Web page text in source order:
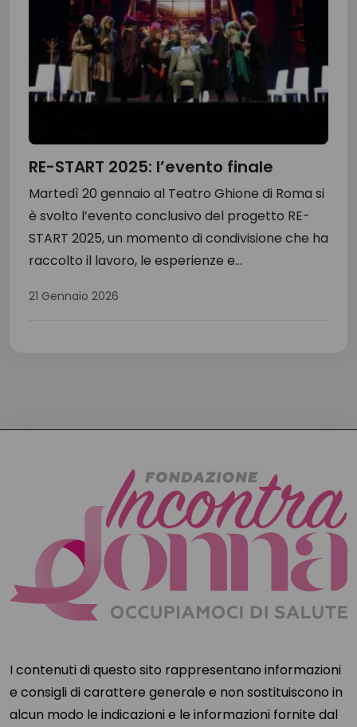
RE-START 2025: l’evento finale
Martedì 20 gennaio al Teatro Ghione di Roma si
è svolto l’evento conclusivo del progetto RE-
START 2025, un momento di condivisione che ha
raccolto il lavoro, le esperienze e...
21 Gennaio 2026
I contenuti di questo sito rappresentano informazioni
e consigli di carattere generale e non sostituiscono in
alcun modo le indicazioni e le informazioni fornite dal